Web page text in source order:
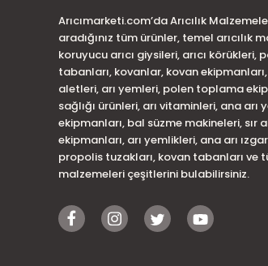
Arıcımarketi.com’da Arıcılık
aradığınız tüm ürünler, temel arıcılık
koruyucu arıcı giysileri, arıcı körükleri,
tabanları, kovanlar, kovan ekipmanları,
aletleri, arı yemleri, polen toplama
sağlığı ürünleri, arı vitaminleri, ana arı
ekipmanları, bal süzme makineleri, sır
ekipmanları, arı yemlikleri, ana arı
propolis tuzakları, kovan tabanları ve
malzemeleri çeşitlerini bulabilirsiniz.